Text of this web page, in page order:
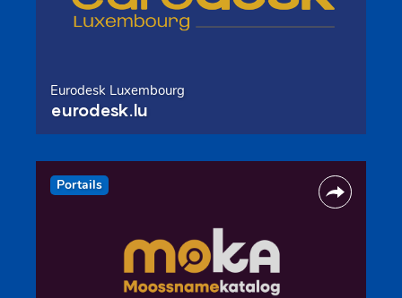
Eurodesk Luxembourg
eurodesk.lu
Portails